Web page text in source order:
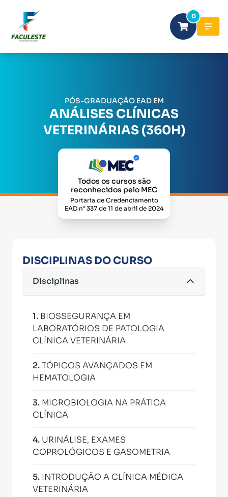
0
PÓS-GRADUAÇÃO EAD EM
ANÁLISES CLÍNICAS
VETERINÁRIAS (360H)
Todos os cursos são
reconhecidos pelo MEC
Portaria de Credenciamento
EAD n° 337 de 11 de abril de 2024
DISCIPLINAS DO CURSO
Disciplinas
1. BIOSSEGURANÇA EM
LABORATÓRIOS DE PATOLOGIA
CLÍNICA VETERINÁRIA
2.TÓPICOS AVANÇADOS EM
HEMATOLOGIA
3. MICROBIOLOGIA NA PRÁTICA
CLÍNICA
4. URINÁLISE, EXAMES
COPROLÓGICOS E GASOMETRIA
5. INTRODUÇÃO A CLÍNICA MÉDICA
VETERINÁRIA